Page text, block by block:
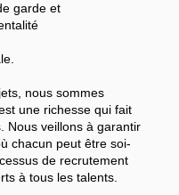
garde et
nous sommes
une richesse qui fait
Nous veillons à garantir
chacun peut être soi-
de recrutement
à tous les talents.